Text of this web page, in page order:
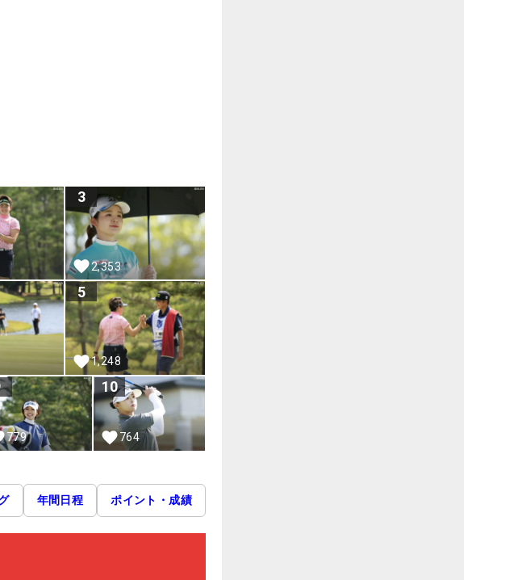
3
2,353
5
1,248
779
10
764
年間日程 ポイント・成績